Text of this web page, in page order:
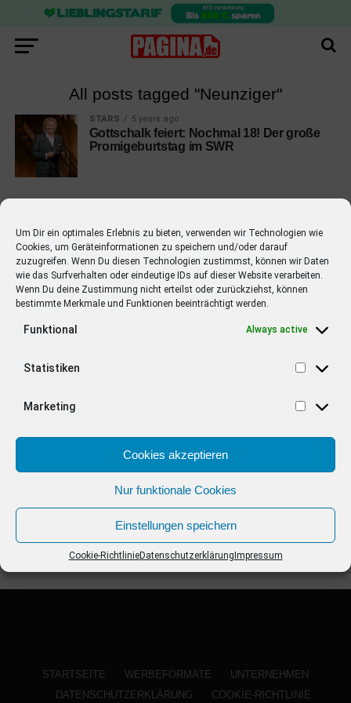
Um Dir ein optimales Erlebnis zu bieten, verwenden wir Technologien wie
Cookies, um Geräteinformationen zu speichern und/oder darauf
zuzugreifen. Wenn Du diesen Technologien zustimmst, können wir Daten
wie das Surfverhalten oder eindeutige IDs auf dieser Website verarbeiten.
Wenn Du deine Zustimmung nicht erteilst oder zurückziehst, können
bestimmte Merkmale und Funktionen beeinträchtigt werden.
Funktional Always active
Statistiken
Marketing
Cookies akzeptieren
Nur funktionale Cookies
Einstellungen speichern
Cookie-RichtlinieDatenschutzerklärung Impressum
All posts tagged "Neunziger"
STARS 5 years ago
Gottschalk feiert: Nochmal 18! Der große
Promigeburtstag im SWR
EMPFOHLEN
STARS 4 years ago
Barbara Schöneberger Moderatorin
von “Verstehen Sie Spaß?”
STARTSEITE WERBEFORMATE
UNTERNEHMEN
DATENSCHUTZERKLÄRUNG
COOKIE-RICHTLINIE